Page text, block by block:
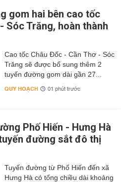
gom hai bên cao tốc
Sóc Trăng, hoàn thành
Cao tốc Châu Đốc - Cần Thơ - Sóc
Trăng sẽ được bổ sung thêm 2
tuyến đường gom dài gần 27...
QUY HOẠCH 01 phút trước
Phố Hiến - Hưng Hà
đường sắt đô thị
Tuyến đường từ Phố Hiến đến xã
Hưng Hà có tổng chiều dài khoảng